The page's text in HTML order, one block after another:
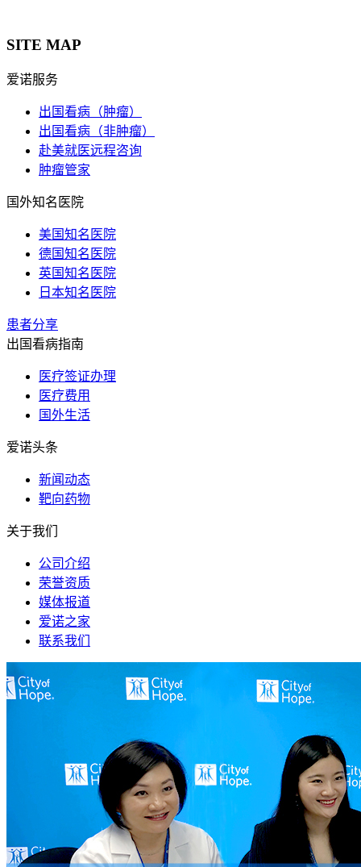
SITE MAP
爱诺服务
出国看病（肿瘤）
出国看病（非肿瘤）
赴美就医远程咨询
肿瘤管家
国外知名医院
美国知名医院
德国知名医院
英国知名医院
日本知名医院
患者分享
出国看病指南
医疗签证办理
医疗费用
国外生活
爱诺头条
新闻动态
靶向药物
关于我们
公司介绍
荣誉资质
媒体报道
爱诺之家
联系我们